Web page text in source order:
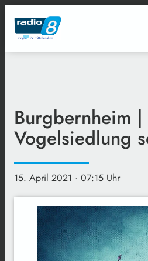
Burgbernheim |
Vogelsiedlung
15. April 2021 · 07:15 Uhr